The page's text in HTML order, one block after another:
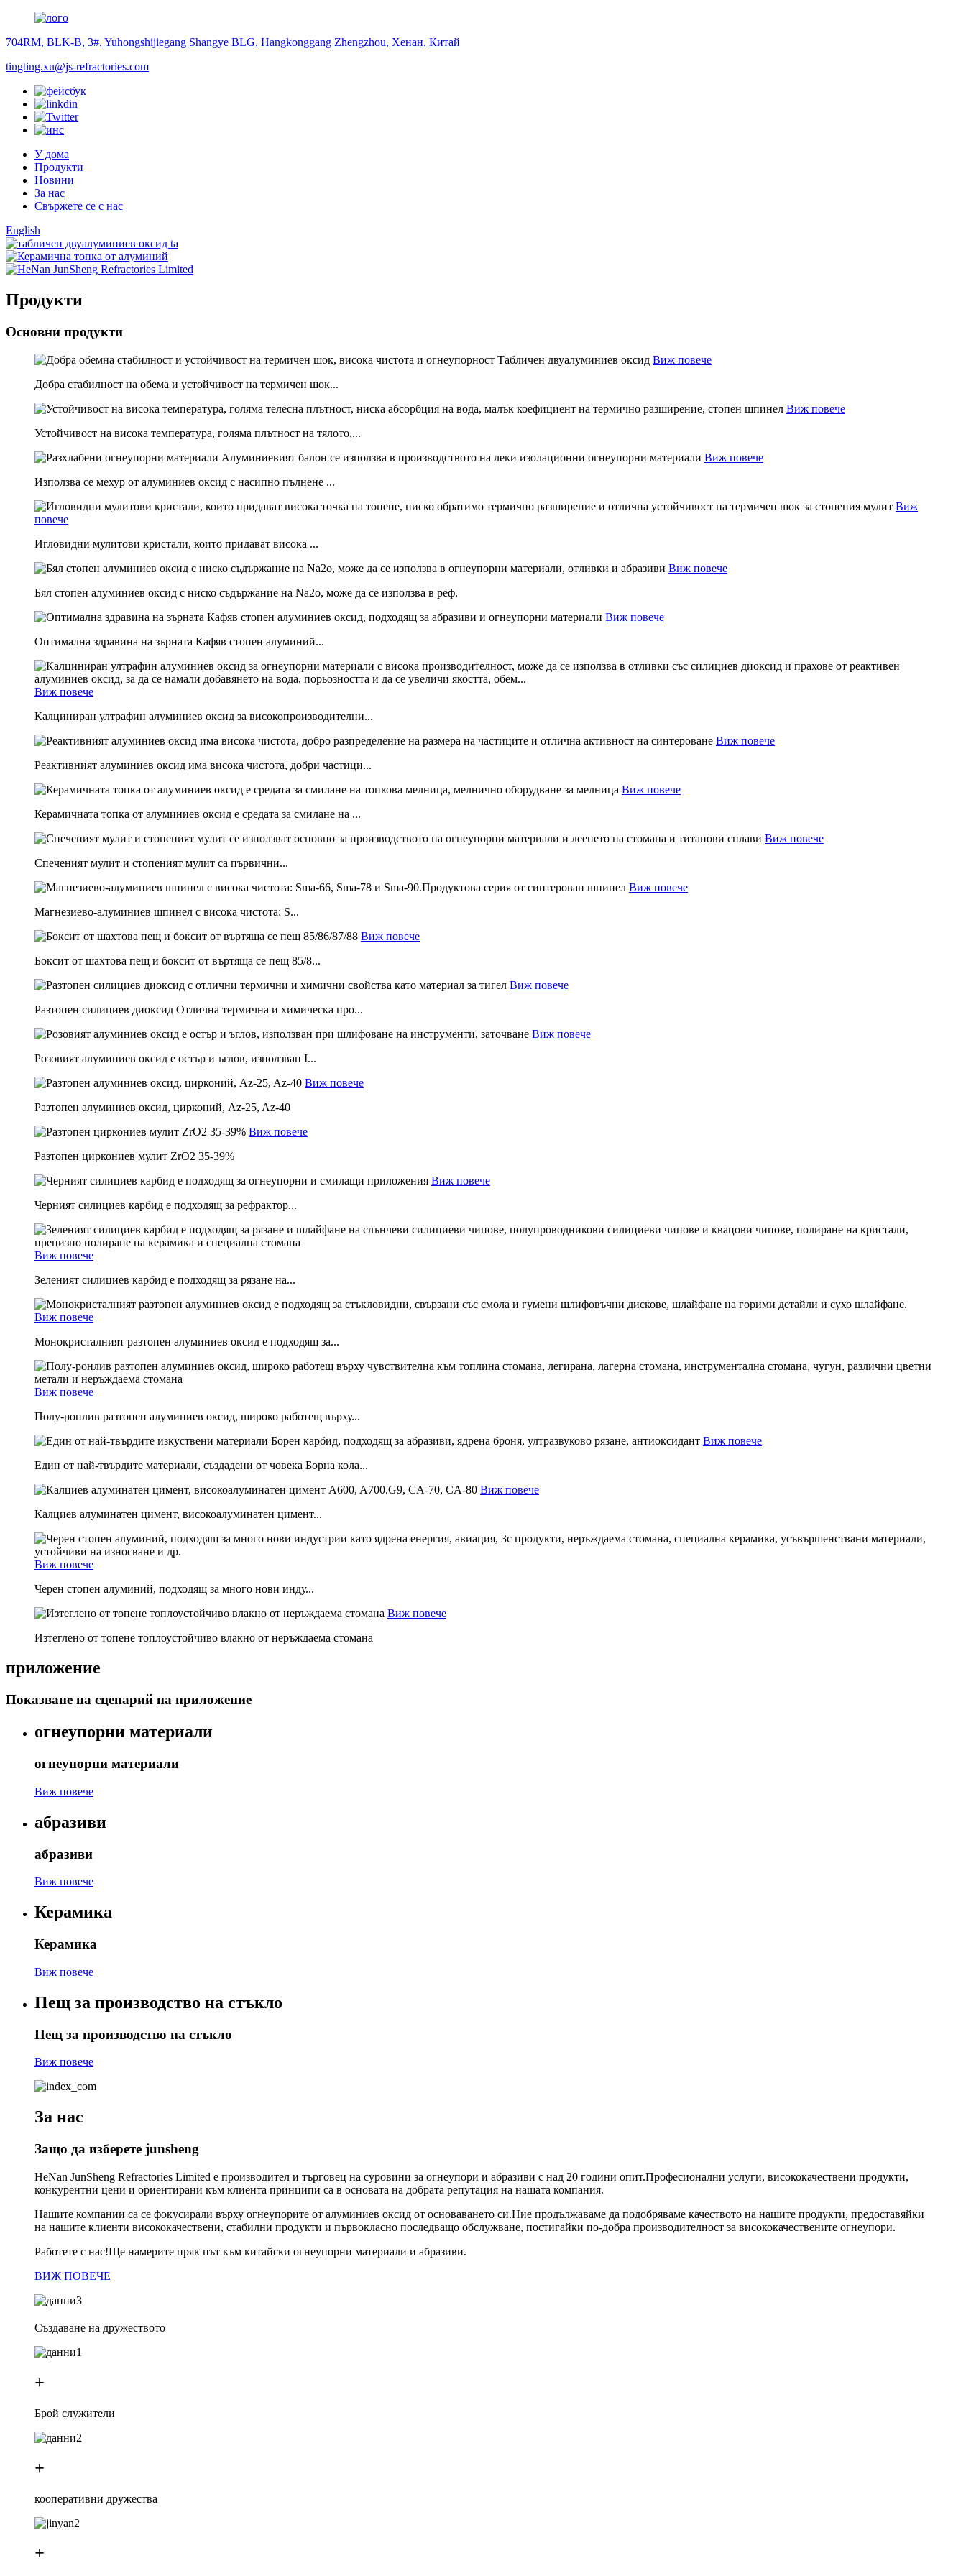
704RM, BLK-B, 3#, Yuhongshijiegang Shangye BLG, Hangkonggang Zhengzhou, Хенан, Китай
tingting.xu@js-refractories.com
У дома
Продукти
Новини
За нас
Свържете се с нас
English
Продукти
Основни продукти
Виж повече
Добра стабилност на обема и устойчивост на термичен шок...
Виж повече
Устойчивост на висока температура, голяма плътност на тялото,...
Виж повече
Използва се мехур от алуминиев оксид с насипно пълнене ...
Виж
повече
Игловидни мулитови кристали, които придават висока ...
Виж повече
Бял стопен алуминиев оксид с ниско съдържание на Na2o, може да се използва в реф.
Виж повече
Оптимална здравина на зърната Кафяв стопен алуминий...
Виж повече
Калциниран ултрафин алуминиев оксид за високопроизводителни...
Виж повече
Реактивният алуминиев оксид има висока чистота, добри частици...
Виж повече
Керамичната топка от алуминиев оксид е средата за смилане на ...
Виж повече
Спеченият мулит и стопеният мулит са първични...
Виж повече
Магнезиево-алуминиев шпинел с висока чистота: S...
Виж повече
Боксит от шахтова пещ и боксит от въртяща се пещ 85/8...
Виж повече
Разтопен силициев диоксид Отлична термична и химическа про...
Виж повече
Розовият алуминиев оксид е остър и ъглов, използван I...
Виж повече
Разтопен алуминиев оксид, цирконий, Az-25, Az-40
Виж повече
Разтопен циркониев мулит ZrO2 35-39%
Виж повече
Черният силициев карбид е подходящ за рефрактор...
Виж повече
Зеленият силициев карбид е подходящ за рязане на...
Виж повече
Монокристалният разтопен алуминиев оксид е подходящ за...
Виж повече
Полу-ронлив разтопен алуминиев оксид, широко работещ върху...
Виж повече
Един от най-твърдите материали, създадени от човека Борна кола...
Виж повече
Калциев алуминатен цимент, високоалуминатен цимент...
Виж повече
Черен стопен алуминий, подходящ за много нови инду...
Виж повече
Изтеглено от топене топлоустойчиво влакно от неръждаема стомана
приложение
Показване на сценарий на приложение
огнеупорни материали
огнеупорни материали
Виж повече
абразиви
абразиви
Виж повече
Керамика
Керамика
Виж повече
Пещ за производство на стъкло
Пещ за производство на стъкло
Виж повече
За нас
Защо да изберете junsheng
HeNan JunSheng Refractories Limited е производител и търговец на суровини за огнеупори и абразиви с над 20 години опит.Професионални услуги, висококачествени продукти,
конкурентни цени и ориентирани към клиента принципи са в основата на добрата репутация на нашата компания.
Нашите компании са се фокусирали върху огнеупорите от алуминиев оксид от основаването си.Ние продължаваме да подобряваме качеството на нашите продукти, предоставяйки
на нашите клиенти висококачествени, стабилни продукти и първокласно последващо обслужване, постигайки по-добра производителност за висококачествените огнеупори.
Работете с нас!Ще намерите пряк път към китайски огнеупорни материали и абразиви.
ВИЖ ПОВЕЧЕ
Създаване на дружеството
+
Брой служители
+
кооперативни дружества
+